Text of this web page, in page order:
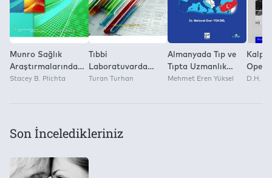
Munro Sağlık
Araştırmalarında
İstatistiksel
Stacey B. Plichta
Tıbbi
Laboratuvarda
Doğru Sonuç
Turan Turhan
Almanyada Tıp ve
Tıpta Uzmanlık
Eğitimi
Mehmet Eren Yüksel
Kalp
D.H.
Son İnceledikleriniz